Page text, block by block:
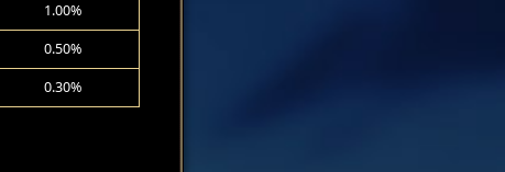
1.00%
0.50%
0.30%